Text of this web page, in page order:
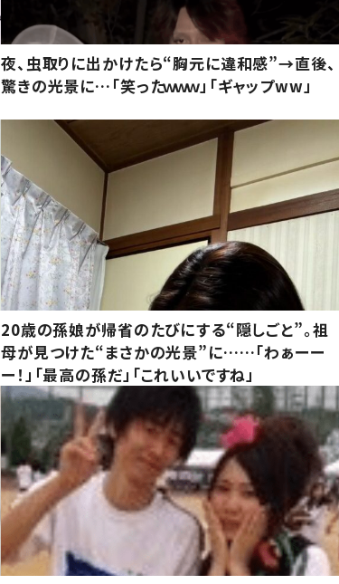
夜、虫取りに出かけたら“胸元に違和感”→直後、
驚きの光景に…「笑ったｗｗｗ」「ギャップww」
20歳の孫娘が帰省のたびにする“隠しごと”。祖
母が見つけた“まさかの光景”に……「わぁーー
ー！」「最高の孫だ」「これいいですね」